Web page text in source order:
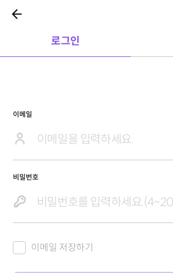
로그인
이메일
비밀번호
이메일 저장하기